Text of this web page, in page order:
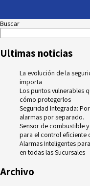
Buscar
Ultimas noticias
La evolución de la
importa
Los puntos vulnerables
cómo protegerlos
Seguridad Integrada:
alarmas por separado.
Sensor de combustible
para el control eficiente
Alarmas Inteligentes
en todas las Sucursales
Archivo